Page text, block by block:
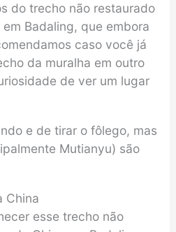
do trecho não restaurado
Badaling, que embora
caso você já
da muralha em outro
de ver um lugar
e de tirar o fôlego, mas
Mutianyu) são
China
esse trecho não